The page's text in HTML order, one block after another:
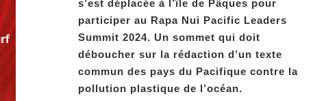
s’est déplacée à l’île de Pâques pour
participer au Rapa Nui Pacific Leaders
Summit 2024. Un sommet qui doit
déboucher sur la rédaction d’un texte
commun des pays du Pacifique contre la
pollution plastique de l’océan.